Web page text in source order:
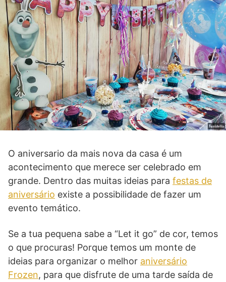
t
O aniversario da mais nova da casa é um
acontecimento que merece ser celebrado em
grande. Dentro das muitas ideias para festas de
aniversário existe a possibilidade de fazer um
evento temático.
Se a tua pequena sabe a “Let it go” de cor, temos
o que procuras! Porque temos um monte de
ideias para organizar o melhor aniversário
Frozen, para que disfrute de uma tarde saída de